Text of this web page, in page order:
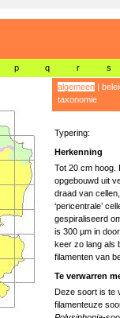
p q r s
algemeen|
taxonomie
Typering:
Herkenning
Tot 20 cm hoog.
opgebouwd uit
draad van
‘pericentrale’
gespiraliseerd
is 300 µm in
keer zo lang als
filamenten van
Te verwarren
Deze soort is te
filamenteuze